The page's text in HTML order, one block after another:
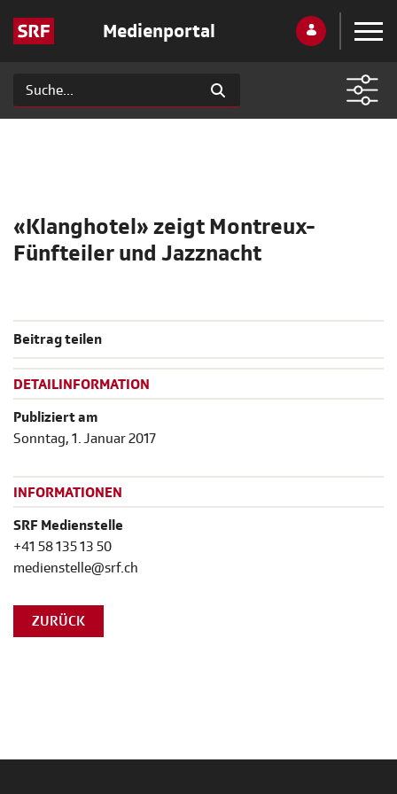
Medienportal
«Klanghotel» zeigt Montreux-
Fünfteiler und Jazznacht
Beitrag teilen
DETAILINFORMATION
Publiziert am
Sonntag, 1. Januar 2017
INFORMATIONEN
SRF Medienstelle
+41 58 135 13 50
medienstelle@srf.ch
ZURÜCK